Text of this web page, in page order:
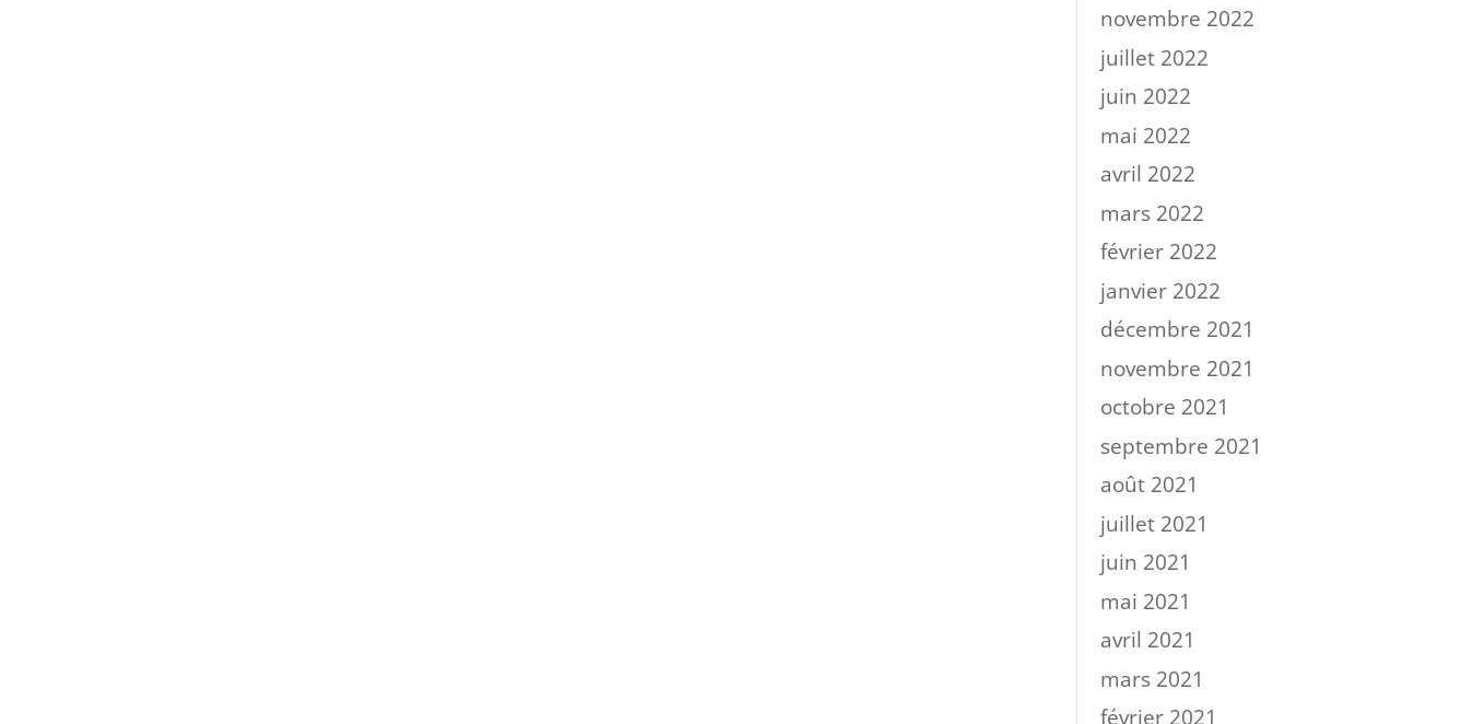
novembre 2022
juillet 2022
juin 2022
mai 2022
avril 2022
mars 2022
février 2022
janvier 2022
décembre 2021
novembre 2021
octobre 2021
septembre 2021
août 2021
juillet 2021
juin 2021
mai 2021
avril 2021
mars 2021
février 2021